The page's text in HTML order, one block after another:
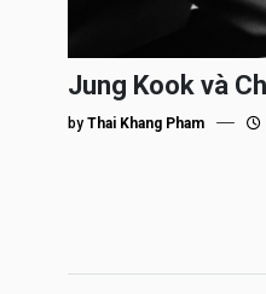
Jung Kook và
by Thai Khang Pham